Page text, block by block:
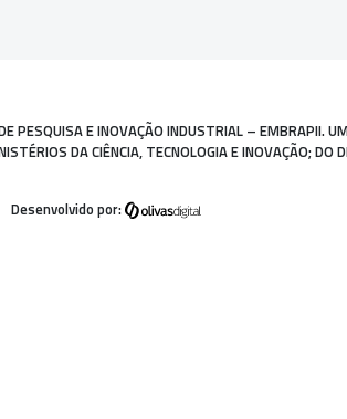
E INOVAÇÃO INDUSTRIAL – EMBRAPII.
DA CIÊNCIA, TECNOLOGIA E INOVAÇÃO; DO
Desenvolvido por: